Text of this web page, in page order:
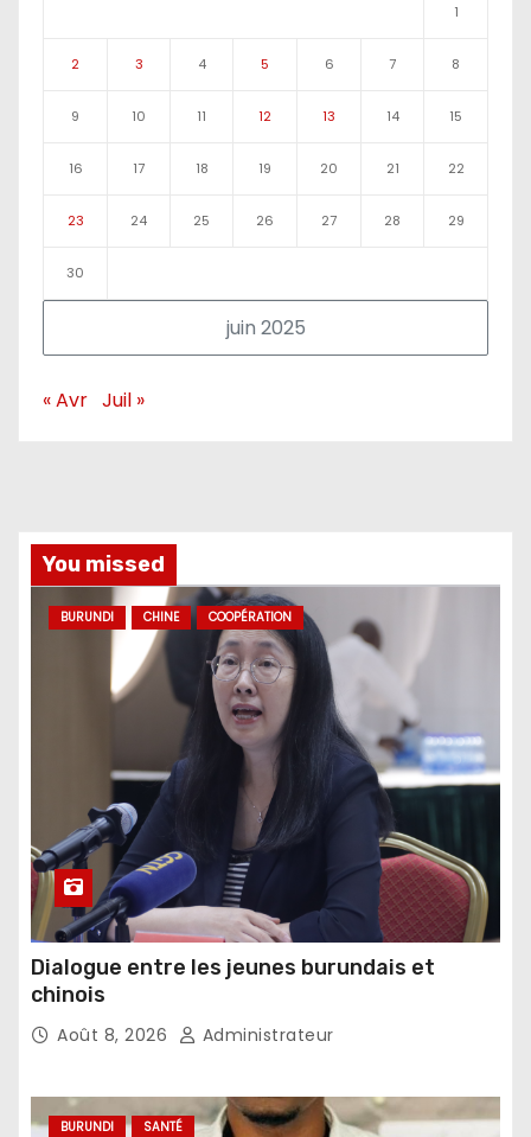
juin 2025
1
2 3 4 5 6 7 8
9 10 11 12 13 14 15
16 17 18 19 20 21 22
23 24 25 26 27 28 29
30
« Avr Juil »
You missed
BURUNDI CHINE COOPÉRATION
Dialogue entre les jeunes burundais et
chinois
Août 8, 2026 Administrateur
BURUNDI SANTÉ